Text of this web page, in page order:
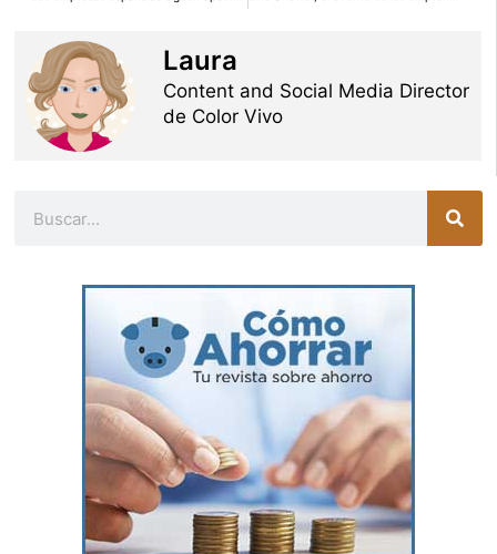
Laura
Content and Social Media Director
de Color Vivo